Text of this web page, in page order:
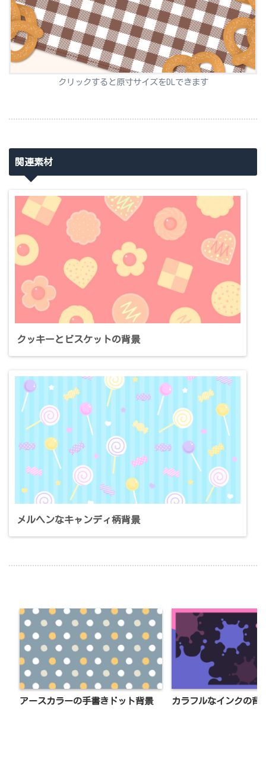
クリックすると原寸サイズをDLできます
関連素材
クッキーとビスケットの背景
メルヘンなキャンディ柄背景
アースカラーの手書きドット背景 カラフルなインクの背